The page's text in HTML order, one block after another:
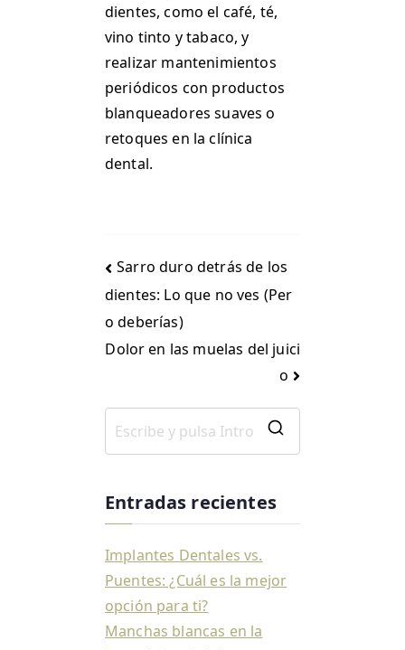
dientes, como el café, té,
vino tinto y tabaco, y
realizar mantenimientos
periódicos con productos
blanqueadores suaves o
retoques en la clínica
dental.
Sarro duro detrás de los
dientes: Lo que no ves (Per
o deberías)
Dolor en las muelas del juici
o
Entradas recientes
Implantes Dentales vs.
Puentes: ¿Cuál es la mejor
opción para ti?
Manchas blancas en la